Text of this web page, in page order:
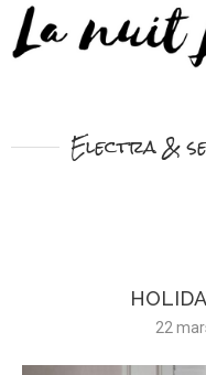
Electra &
22